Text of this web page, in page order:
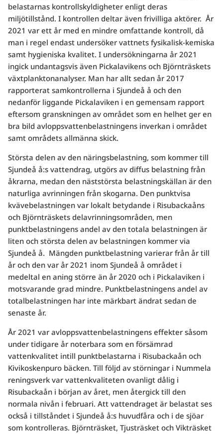
belastarnas kontrollskyldigheter enligt deras
miljötillstånd. I kontrollen deltar även frivilliga aktörer. År
2021 var ett år med en mindre omfattande kontroll, då
man i regel endast undersöker vattnets fysikalisk-kemiska
samt hygieniska kvalitet. I undersökningarna år 2021
ingick undantagsvis även Pickalavikens och Björnträskets
växtplanktonanalyser. Man har allt sedan år 2017
rapporterat samkontrollerna i Sjundeå å och den
nedanför liggande Pickalaviken i en gemensam rapport
eftersom granskningen av området som en helhet ger en
bra bild avloppsvattenbelastningens inverkan i området
samt områdets allmänna skick.
Största delen av den näringsbelastning, som kommer till
Sjundeå å:s vattendrag, utgörs av diffus belastning från
åkrarna, medan den näststörsta belastningskällan är den
naturliga avrinningen från skogarna. Den punktvisa
kvävebelastningen var lokalt betydande i Risubackaåns
och Björnträskets delavrinningsområden, men
punktbelastningens andel av den totala belastningen är
liten och största delen av belastningen kommer via
Sjundeå å. Mängden punktbelastning varierar från år till
år och den var år 2021 inom Sjundeå å området i
medeltal en aning större än år 2020 och i Pickalaviken i
motsvarande grad mindre. Punktbelastningens andel av
totalbelastningen har inte märkbart ändrat sedan de
senaste år.
År 2021 var avloppsvattenbelastningens effekter såsom
under tidigare år noterbara som en försämrad
vattenkvalitet intill punktbelastarna i Risubackaån och
Kivikoskenpuro bäcken. Till följd av störningar i Nummela
reningsverk var vattenkvaliteten ovanligt dålig i
Risubackaån i början av året, men återgick till den
normala nivån i februari. Att vattendraget är belastat ses
också i tillståndet i Sjundeå å:s huvudfåra och i de sjöar
som kontrolleras. Björnträsket, Tjusträsket och Vikträsket